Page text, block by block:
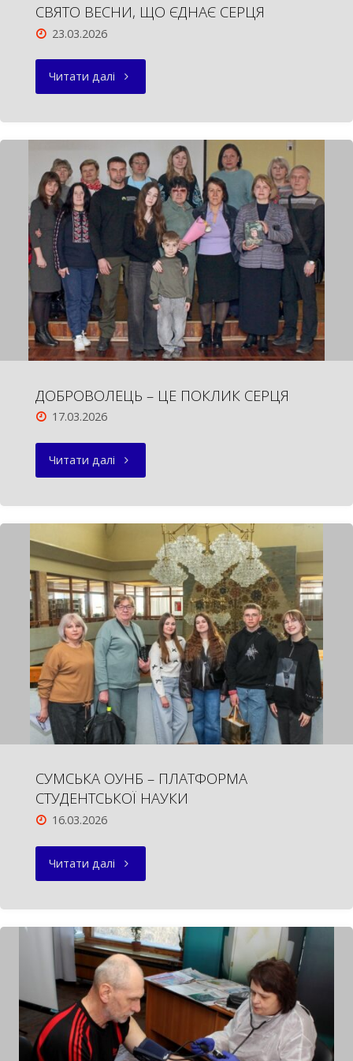
СВЯТО ВЕСНИ, ЩО ЄДНАЄ СЕРЦЯ
23.03.2026
Читати далі "СВЯТО
ЩО
ЄДНАЄ
СЕРЦЯ"
ДОБРОВОЛЕЦЬ – ЦЕ ПОКЛИК СЕРЦЯ
17.03.2026
Читати далі "ДОБРОВОЛЕЦЬ
ЦЕ
ПОКЛИК
СЕРЦЯ"
СУМСЬКА ОУНБ – ПЛАТФОРМА
СТУДЕНТСЬКОЇ НАУКИ
16.03.2026
Читати далі "СУМСЬКА
–
ПЛАТФОРМА
СТУДЕНТСЬКОЇ
НАУКИ"